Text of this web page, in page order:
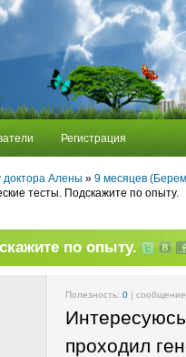
Регистрация
доктора Алены » 9 месяцев
тесты. Подскажите по опыту.
по опыту.
Полезность: 0 |
проходил